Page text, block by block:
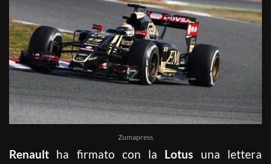
Zumapress
Renault ha firmato con la Lotus una lettera